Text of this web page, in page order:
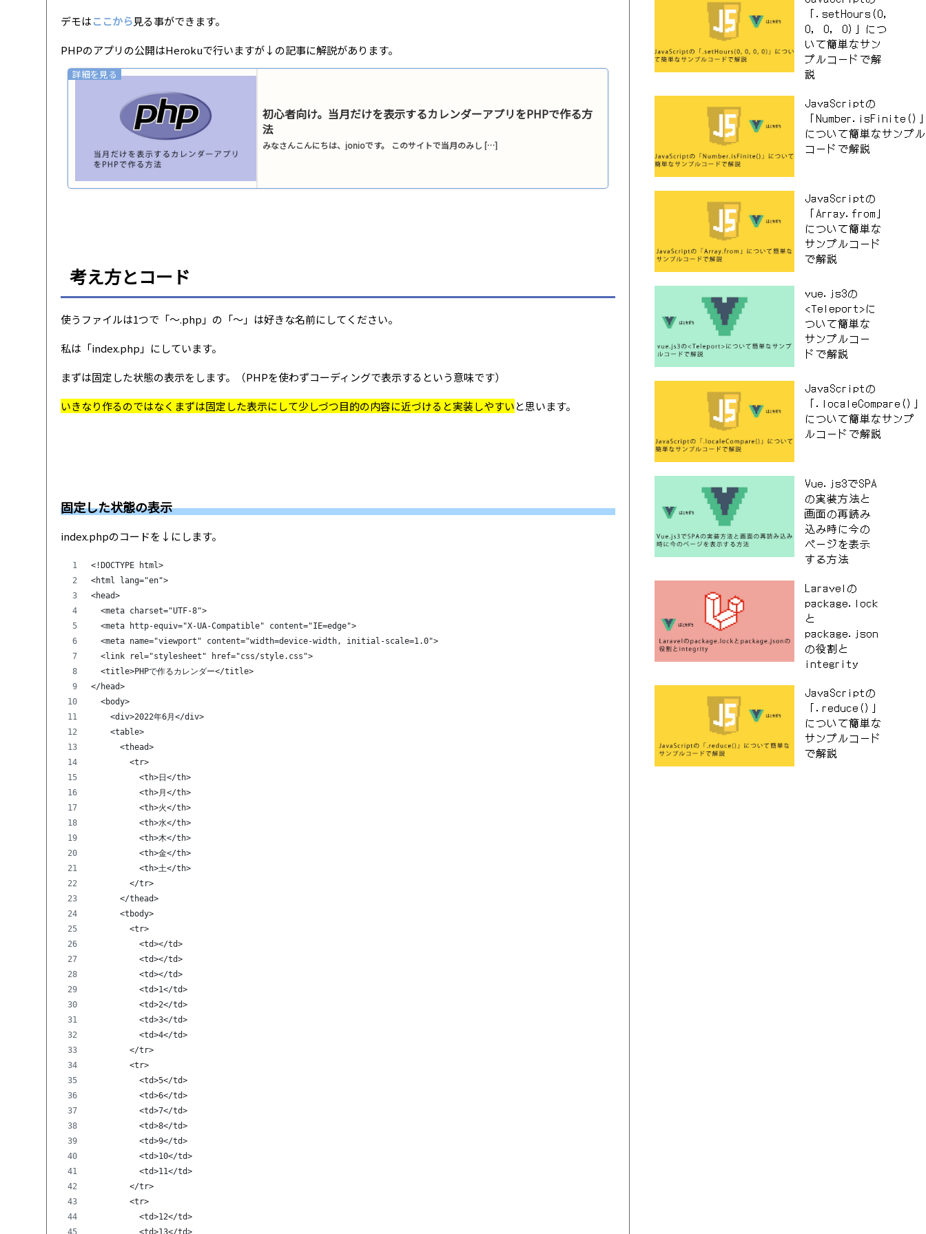
デモはここから見る事ができます。
PHPのアプリの公開はHerokuで行いますが↓の記事に解説があります。
初心者向け。当月だけを表示するカレンダーアプリをPHPで作る方
法
みなさんこんにちは、jonioです。 このサイトで当月のみし […]
考え方とコード
使うファイルは1つで「〜.php」の「〜」は好きな名前にしてください。
私は「index.php」にしています。
まずは固定した状態の表示をします。（PHPを使わずコーディングで表示するという意味です）
いきなり作るのではなくまずは固定した表示にして少しづつ目的の内容に近づけると実装しやすいと思います。
固定した状態の表示
index.phpのコードを↓にします。
<!DOCTYPE html>
<html lang="en">
<head>
  <meta charset="UTF-8">
  <meta http-equiv="X-UA-Compatible" content="IE=edge">
  <meta name="viewport" content="width=device-width, initial-scale=1.0">
  <link rel="stylesheet" href="css/style.css">
  <title>PHPで作るカレンダー</title>
</head>
  <body>
    <div>2022年6月</div>
    <table>
      <thead>
        <tr>
          <th>日</th>
          <th>月</th>
          <th>火</th>
          <th>水</th>
          <th>木</th>
          <th>金</th>
          <th>土</th>
        </tr>
      </thead>
      <tbody>
        <tr>
          <td></td>
          <td></td>
          <td></td>
          <td>1</td>
          <td>2</td>
          <td>3</td>
          <td>4</td>
        </tr>
        <tr>
          <td>5</td>
          <td>6</td>
          <td>7</td>
          <td>8</td>
          <td>9</td>
          <td>10</td>
          <td>11</td>
        </tr>
        <tr>
          <td>12</td>
          <td>13</td>
「.setHours(0,
0, 0, 0)」につ
いて簡単なサン
プルコードで解
説
JavaScriptの
「Number.isFinite()
について簡単なサンプル
コードで解説
JavaScriptの
「Array.from」
について簡単な
サンプルコード
で解説
vue.js3の
<Teleport>に
ついて簡単な
サンプルコー
ドで解説
JavaScriptの
「.localeCompare()」
について簡単なサンプ
ルコードで解説
Vue.js3でSPA
の実装方法と
画面の再読み
込み時に今の
ページを表示
する方法
Laravelの
package.lock
と
package.json
の役割と
integrity
JavaScriptの
「.reduce()」
について簡単な
サンプルコード
で解説